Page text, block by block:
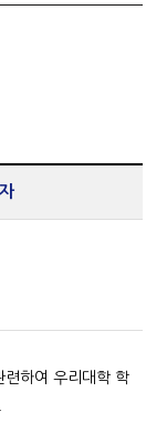
련하여 우리대학 학